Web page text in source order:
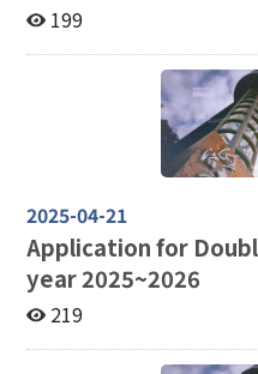
199
2025-04-21
Application for
year 2025~2026
219